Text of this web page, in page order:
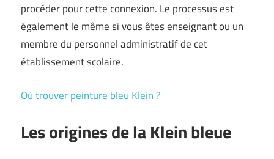
procéder pour cette connexion. Le processus est
également le même si vous êtes enseignant ou un
membre du personnel administratif de cet
établissement scolaire.
Où trouver peinture bleu Klein ?
Les origines de la Klein bleue